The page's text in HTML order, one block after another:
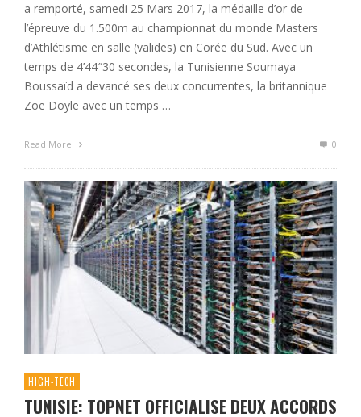
a remporté, samedi 25 Mars 2017, la médaille d’or de
l’épreuve du 1.500m au championnat du monde Masters
d’Athlétisme en salle (valides) en Corée du Sud. Avec un
temps de 4’44″30 secondes, la Tunisienne Soumaya
Boussaïd a devancé ses deux concurrentes, la britannique
Zoe Doyle avec un temps …
Read More 0
HIGH-TECH
TUNISIE: TOPNET OFFICIALISE DEUX ACCORDS